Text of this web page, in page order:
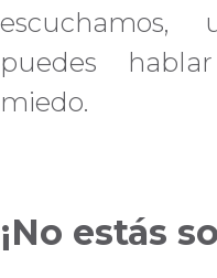
escuchamos,
puedes
miedo.
¡No estás